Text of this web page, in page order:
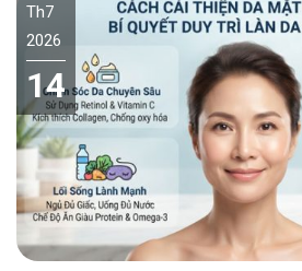
Th7
2026
14